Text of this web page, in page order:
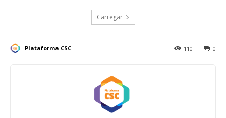
Carregar
Plataforma CSC 0
110